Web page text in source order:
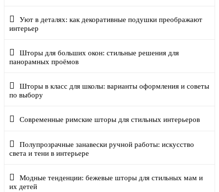
Уют в деталях: как декоративные подушки преображают
интерьер
Шторы для больших окон: стильные решения для
панорамных проёмов
Шторы в класс для школы: варианты оформления и советы
по выбору
Современные римские шторы для стильных интерьеров
Полупрозрачные занавески ручной работы: искусство
света и тени в интерьере
Модные тенденции: бежевые шторы для стильных мам и
их детей